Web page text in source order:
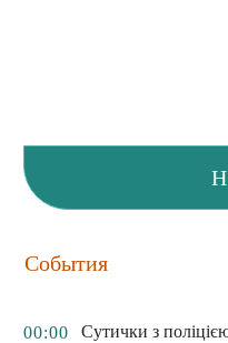
События
00:00
Сутички з